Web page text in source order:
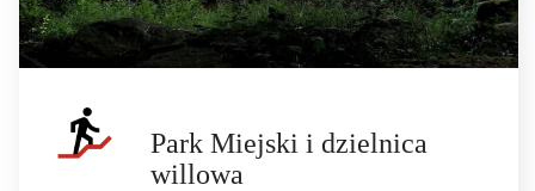
Park Miejski i dzielnica
willowa